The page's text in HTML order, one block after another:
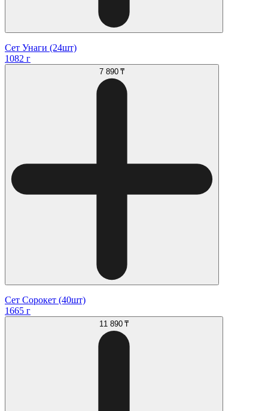
Сет Унаги (24шт)
1082 г
7 890 ₸
Сет Сорокет (40шт)
1665 г
11 890 ₸